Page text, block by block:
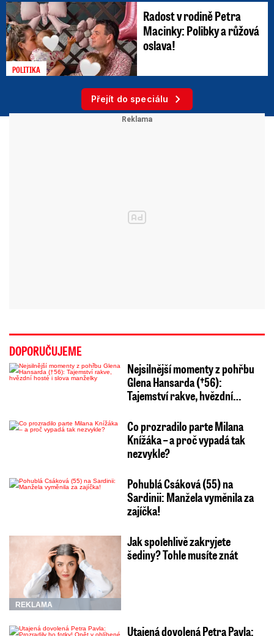
POLITIKA
Radost v rodině Petra
Macinky: Polibky a růžová
oslava!
Přejít do speciálu
DOPORUČUJEME
Nejsilnější momenty z pohřbu
Glena Hansarda (†56):
Tajemství rakve, hvězdní…
Co prozradilo parte Milana
Knížáka – a proč vypadá tak
nezvykle?
Pohublá Csáková (55) na
Sardinii: Manžela vyměnila za
zajíčka!
REKLAMA
Jak spolehlivě zakryjete
šediny? Tohle musíte znát
Utajená dovolená Petra Pavla: